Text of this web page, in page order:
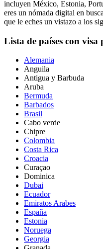
incluyen México, Estonia,
eres un nómada digital en
que le eches un vistazo a los
Lista de países con
Alemania
Anguila
Antigua y Barbuda
Aruba
Bermuda
Barbados
Brasil
Cabo verde
Chipre
Colombia
Costa Rica
Croacia
Curaçao
Dominica
Dubai
Ecuador
Emiratos Arabes
España
Estonia
Noruega
Georgia